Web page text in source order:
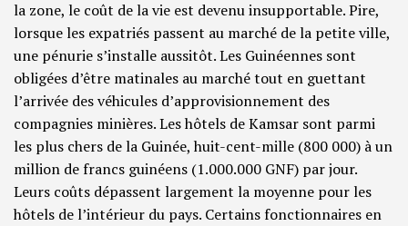
la zone, le coût de la vie est devenu insupportable. Pire,
lorsque les expatriés passent au marché de la petite ville,
une pénurie s’installe aussitôt. Les Guinéennes sont
obligées d’être matinales au marché tout en guettant
l’arrivée des véhicules d’approvisionnement des
compagnies minières. Les hôtels de Kamsar sont parmi
les plus chers de la Guinée, huit-cent-mille (800 000) à un
million de francs guinéens (1.000.000 GNF) par jour.
Leurs coûts dépassent largement la moyenne pour les
hôtels de l’intérieur du pays. Certains fonctionnaires en